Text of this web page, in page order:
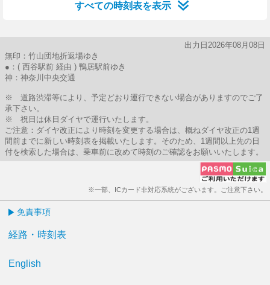
すべての時刻表を表示
出力日2026年08月08日
無印：竹山団地折返場ゆき
●：( 西谷駅前 経由 ) 鴨居駅前ゆき
神：神奈川中央交通
※ 道路渋滞等により、予定どおり運行できない場合がありますのでご了
承下さい。
※ 祝日は休日ダイヤで運行いたします。
ご注意：ダイヤ改正により時刻を変更する場合は、概ねダイヤ改正の1週
間前までに新しい時刻表を掲載いたします。そのため、1週間以上先の日
付を検索した場合は、乗車前に改めて時刻のご確認をお願いいたします。
※一部、ICカード非対応系統がございます。ご注意下さい。
免責事項
経路・時刻表
English